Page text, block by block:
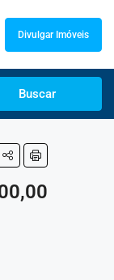
Divulgar Imóveis
Buscar